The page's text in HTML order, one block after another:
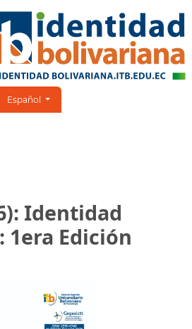
Cambiar el idioma. El idioma actual es:
Español
Identidad
Edición